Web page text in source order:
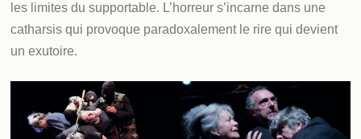
les limites du supportable. L’horreur s’incarne dans une
catharsis qui provoque paradoxalement le rire qui devient
un exutoire.